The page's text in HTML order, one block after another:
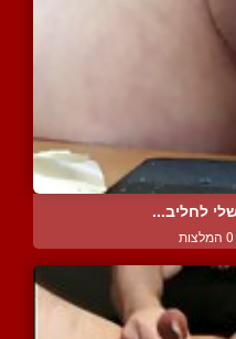
לחליב...
0 המלצות